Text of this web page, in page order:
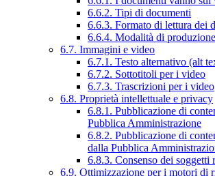
6.6.2. Tipi di documenti
6.6.3. Formato di lettura dei
6.6.4. Modalità di
6.7. Immagini e video
6.7.1. Testo alternativo (alt
6.7.2. Sottotitoli per i video
6.7.3. Trascrizioni per i video
6.8. Proprietà intellettuale e privacy
6.8.1. Pubblicazione di
Pubblica Amministrazione
6.8.2. Pubblicazione di
dalla Pubblica
6.8.3. Consenso dei soggetti
6.9. Ottimizzazione per i motori di